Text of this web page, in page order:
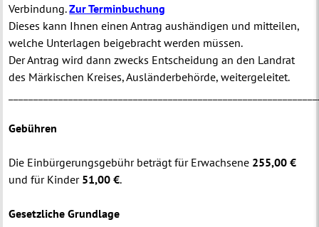
Verbindung.Zur Terminbuchung
Dieses kann Ihnen einen Antrag aushändigen und mitteilen,
welche Unterlagen beigebracht werden müssen.
Der Antrag wird dann zwecks Entscheidung an den Landrat
des Märkischen Kreises, Ausländerbehörde, weitergeleitet.
Gebühren
Die Einbürgerungsgebühr beträgt für Erwachsene 255,00 €
und für Kinder 51,00 €.
Gesetzliche Grundlage